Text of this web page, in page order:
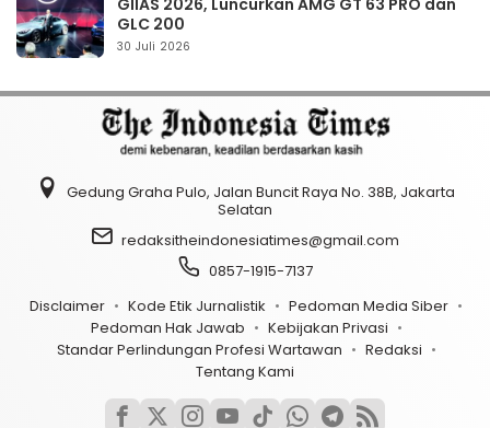
GLC 200
30 Juli 2026
Gedung Graha Pulo, Jalan Buncit Raya No. 38B, Jakarta
Selatan
redaksitheindonesiatimes@gmail.com
0857-1915-7137
Disclaimer
Kode Etik Jurnalistik
Pedoman Media Siber
Pedoman Hak Jawab
Kebijakan Privasi
Standar Perlindungan Profesi Wartawan
Redaksi
Tentang Kami